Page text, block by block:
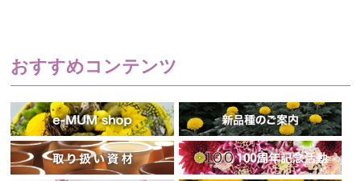
おすすめコンテンツ